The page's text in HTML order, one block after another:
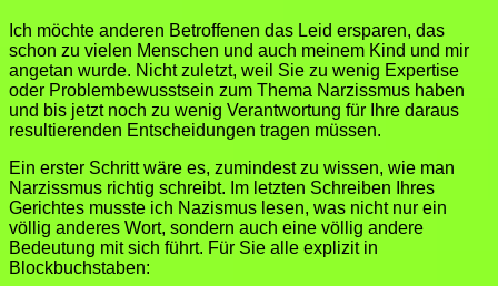
Ich möchte anderen Betroffenen das Leid ersparen, das
schon zu vielen Menschen und auch meinem Kind und mir
angetan wurde. Nicht zuletzt, weil Sie zu wenig Expertise
oder Problembewusstsein zum Thema Narzissmus haben
und bis jetzt noch zu wenig Verantwortung für Ihre daraus
resultierenden Entscheidungen tragen müssen.
Ein erster Schritt wäre es, zumindest zu wissen, wie man
Narzissmus richtig schreibt. Im letzten Schreiben Ihres
Gerichtes musste ich Nazismus lesen, was nicht nur ein
völlig anderes Wort, sondern auch eine völlig andere
Bedeutung mit sich führt. Für Sie alle explizit in
Blockbuchstaben: